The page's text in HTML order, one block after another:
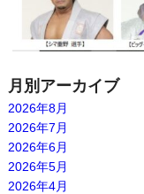
月別アーカイブ
2026年8月
2026年7月
2026年6月
2026年5月
2026年4月